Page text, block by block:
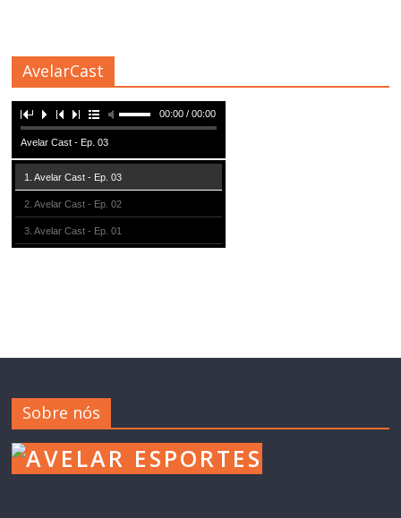
AvelarCast
00:00 / 00:00
Avelar Cast - Ep. 03
1. Avelar Cast - Ep. 03
2. Avelar Cast - Ep. 02
3. Avelar Cast - Ep. 01
Sobre nós